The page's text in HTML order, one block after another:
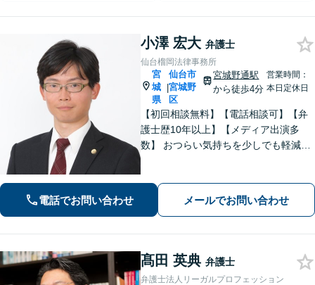
小澤 宏大 弁護士
仙台榴岡法律事務所
宮
城
県
|
仙台市
宮城野
区
宮城野通駅
から徒歩4分
営業時間：
本日定休日
【初回相談無料】【電話相談可】【弁
護士歴10年以上】【メディア出演多
数】 おつらい気持ちを少しでも軽減し
用は契約前に分かりやすくご説明しま
す。一度ご相談ください【夜間・休日
電話でお問い合わせ メールでお問い合わせ
髙田 英典 弁護士
弁護士法人リーガルプロフェッション